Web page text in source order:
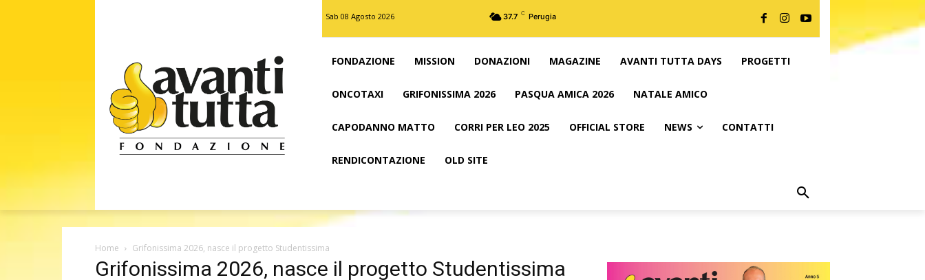
Sab 08 Agosto 2026 37.7 C Perugia
FONDAZIONE MISSION DONAZIONI MAGAZINE AVANTI TUTTA DAYS PROGETTI
ONCOTAXI GRIFONISSIMA 2026 PASQUA AMICA 2026 NATALE AMICO
CAPODANNO MATTO CORRI PER LEO 2025 OFFICIAL STORE NEWS CONTATTI
RENDICONTAZIONE OLD SITE
Home Grifonissima 2026, nasce il progetto Studentissima
Grifonissima 2026, nasce il progetto Studentissima